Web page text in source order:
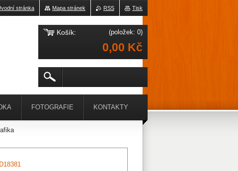
FOTOGRAFIE KONTAKTY
Tisk
RSS
Mapa stránek
stránka
Košík: (položek: 0)
0,00 Kč